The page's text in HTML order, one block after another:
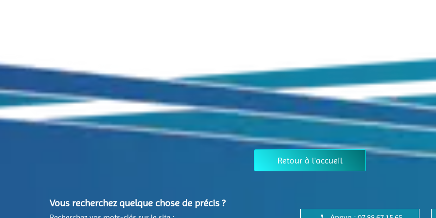
Vous recherchez quelque chose de précis ?
Retour à l'accueil